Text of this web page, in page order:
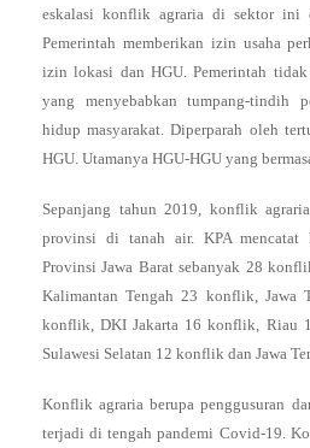
eskalasi konflik agraria di sektor ini
Pemerintah memberikan izin usaha
izin lokasi dan HGU. Pemerintah
yang menyebabkan tumpang-tindih
hidup masyarakat. Diperparah oleh
HGU. Utamanya HGU-HGU yang
Sepanjang tahun 2019, konflik
provinsi di tanah air. KPA
Provinsi Jawa Barat sebanyak 28
Kalimantan Tengah 23 konflik,
konflik, DKI Jakarta 16 konflik, Riau
Sulawesi Selatan 12 konflik dan Jawa
Konflik agraria berupa penggusuran
terjadi di tengah pandemi Covid-19.